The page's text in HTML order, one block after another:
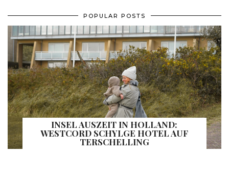
POPULAR POSTS
INSEL AUSZEIT IN HOLLAND:
WESTCORD SCHYLGE HOTEL AUF
TERSCHELLING